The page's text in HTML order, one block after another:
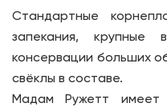
Стандартные
запекания, крупные
консервации больших
свёклы в составе.
Мадам Ружетт